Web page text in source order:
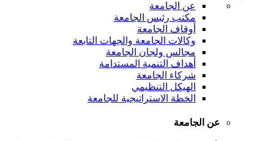
عن الجامعة
مكتب رئيس الجامعة
أوقاف الجامعة
وكالات الجامعة والجهات التابعة
مجالس ولجان الجامعة
أهداف التنمية المستدامة
شركاء الجامعة
الهيكل التنظيمي
الخطة الاستراتيجية للجامعة
عن الجامعة